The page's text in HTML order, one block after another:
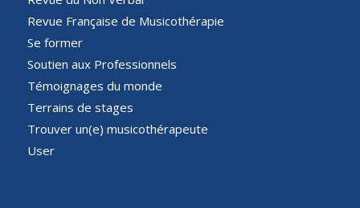
Revue Française de Musicothérapie
Se former
Soutien aux Professionnels
Témoignages du monde
Terrains de stages
Trouver un(e) musicothérapeute
User